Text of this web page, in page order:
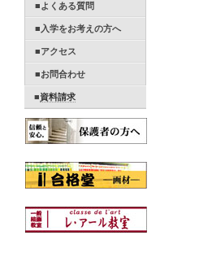
■よくある質問
■入学をお考えの方へ
■アクセス
■お問合わせ
■資料請求